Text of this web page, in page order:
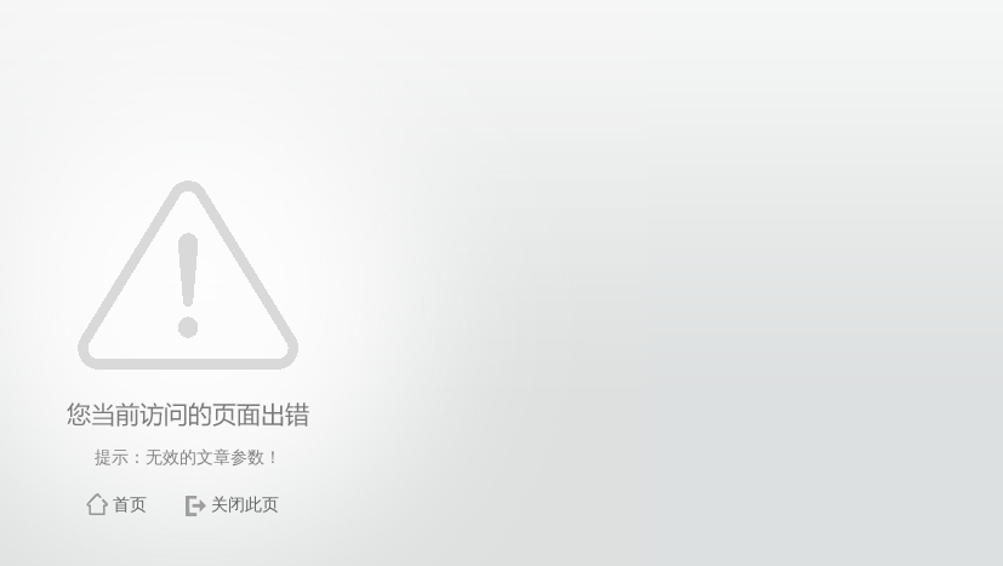
提示：无效的文章参数！
首页 关闭此页